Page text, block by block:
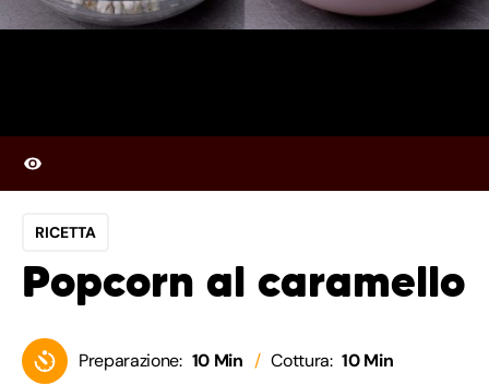
RICETTA
Popcorn al caramello
Preparazione: 10 Min Cottura: 10 Min